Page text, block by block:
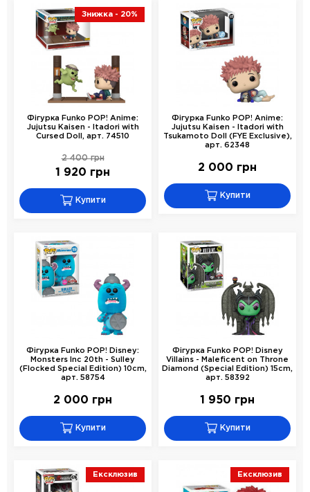
Знижка - 20%
Фігурка Funko POP! Anime:
Jujutsu Kaisen - Itadori with
Cursed Doll, арт. 74510
2 400 грн
1 920 грн
Купити
Фігурка Funko POP! Anime:
Jujutsu Kaisen - Itadori with
Tsukamoto Doll (FYE Exclusive),
арт. 62348
2 000 грн
Купити
Фігурка Funko POP! Disney:
Monsters Inc 20th - Sulley
(Flocked Special Edition) 10cm,
арт. 58754
2 000 грн
Купити
Фігурка Funko POP! Disney
Villains - Maleficent on Throne
Diamond (Special Edition) 15cm,
арт. 58392
1 950 грн
Купити
Ексклюзив Ексклюзив